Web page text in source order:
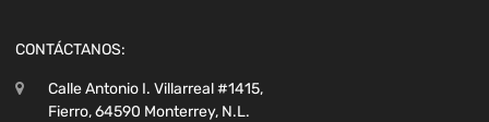
CONTÁCTANOS:
Calle Antonio I. Villarreal #1415,
Fierro, 64590 Monterrey, N.L.